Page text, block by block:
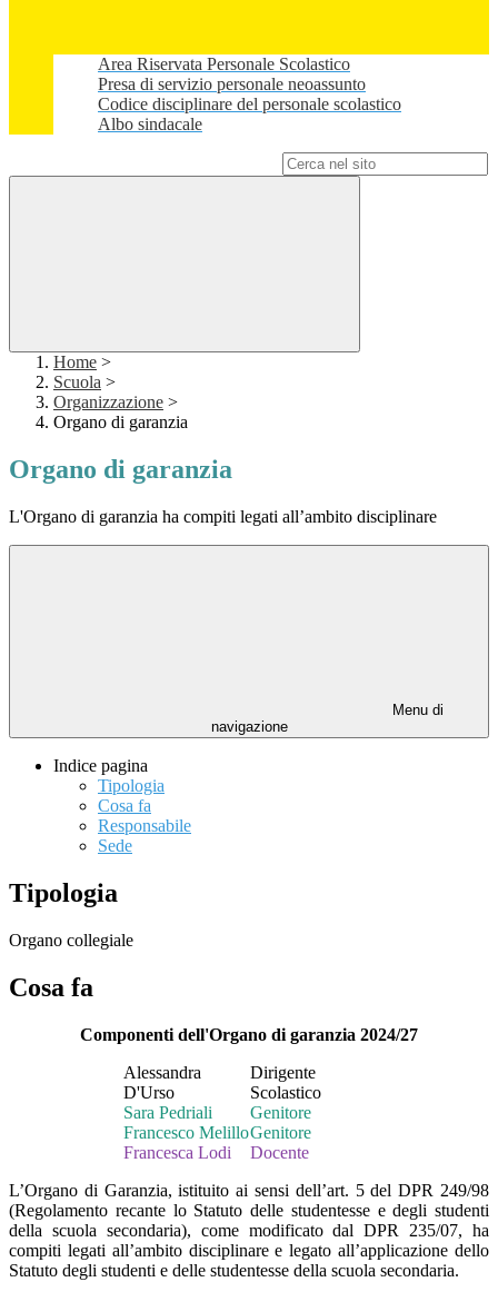
Area Riservata Personale Scolastico
Presa di servizio personale neoassunto
Codice disciplinare del personale scolastico
Albo sindacale
Home >
Scuola >
Organizzazione >
Organo di garanzia
Organo di garanzia
L'Organo di garanzia ha compiti legati all’ambito disciplinare
Menu di
navigazione
Indice pagina
Tipologia
Cosa fa
Responsabile
Sede
Tipologia
Organo collegiale
Cosa fa
Componenti dell'Organo di garanzia 2024/27
Alessandra
D'Urso
Dirigente
Scolastico
Sara Pedriali
Genitore
Francesco MelilloGenitore
Francesca Lodi
Docente
L’Organo di Garanzia, istituito ai sensi dell’art. 5 del DPR 249/98
(Regolamento recante lo Statuto delle studentesse e degli studenti
della scuola secondaria), come modificato dal DPR 235/07, ha
compiti legati all’ambito disciplinare e legato all’applicazione dello
Statuto degli studenti e delle studentesse della scuola secondaria.